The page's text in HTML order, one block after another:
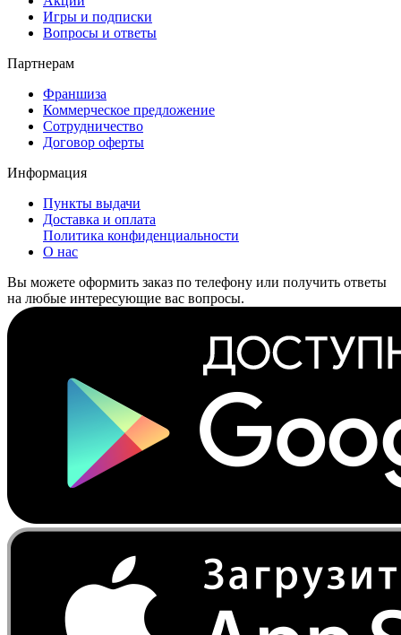
Игры и подписки
Вопросы и ответы
Партнерам
Франшиза
Коммерческое предложение
Сотрудничество
Договор оферты
Информация
Пункты выдачи
Доставка и оплата
Политика конфиденциальности
О нас
Вы можете оформить заказ по телефону или получить ответы
на любые интересующие вас вопросы.